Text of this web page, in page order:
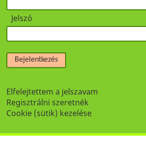
Jelszó
Bejelentkezés
Elfelejtettem a jelszavam
Regisztrálni szeretnék
Cookie (sütik) kezelése